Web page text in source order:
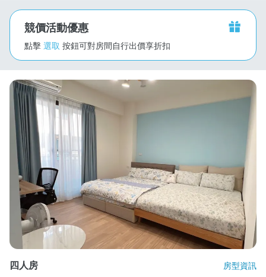
競價活動優惠
點擊 選取 按鈕可對房間自行出價享折扣
四人房 房型資訊